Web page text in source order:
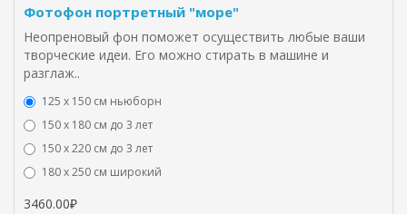
Фотофон портретный "море"
Неопреновый фон поможет осуществить любые ваши
творческие идеи. Его можно стирать в машине и
разглаж..
125 x 150 см ньюборн
150 х 180 см до 3 лет
150 х 220 см до 3 лет
180 х 250 см широкий
3460.00₽